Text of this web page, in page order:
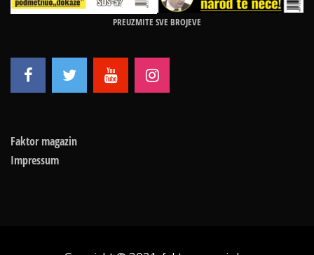
PREUZMITE SVE BROJEVE
Faktor magazin
Impressum